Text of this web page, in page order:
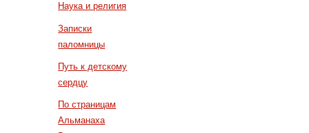
Наука и религия
Записки
паломницы
Путь к детскому
сердцу
По страницам
Альманаха